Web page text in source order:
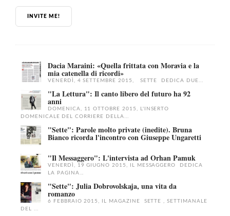
INVITE ME!
Dacia Maraini: «Quella frittata con Moravia e la
mia catenella di ricordi»
VENERDÌ, 4 SETTEMBRE 2015, SETTE DEDICA DUE...
"La Lettura": Il canto libero del futuro ha 92
anni
DOMENICA, 11 OTTOBRE 2015, L'INSERTO
DOMENICALE DEL CORRIERE DELLA...
"Sette": Parole molto private (inedite). Bruna
Bianco ricorda l'incontro con Giuseppe Ungaretti
"Il Messaggero": L'intervista ad Orhan Pamuk
VENERDÌ, 19 GIUGNO 2015, IL MESSAGGERO DEDICA
LA PAGINA...
"Sette": Julia Dobrovolskaja, una vita da
romanzo
6 FEBBRAIO 2015, IL MAGAZINE SETTE , SETTIMANALE
DEL ...